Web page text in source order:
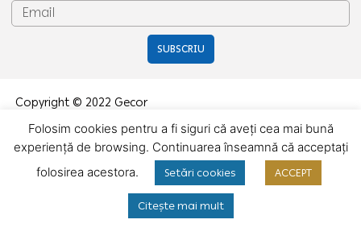
SUBSCRIU
Copyright © 2022 Gecor
Folosim cookies pentru a fi siguri că aveți cea mai bună
experiență de browsing. Continuarea înseamnă că acceptați
folosirea acestora.
Setări cookies ACCEPT
Citește mai mult